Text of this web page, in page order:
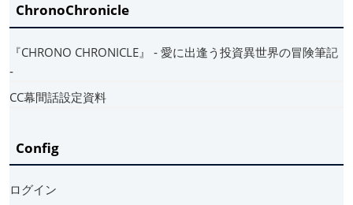
ChronoChronicle
『CHRONO CHRONICLE』 ‐ 愛に出逢う投資異世界の冒険筆記
‐
CC幕間話設定資料
Config
ログイン